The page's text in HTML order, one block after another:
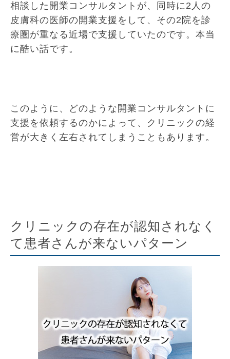
相談した開業コンサルタントが、同時に2人の
皮膚科の医師の開業支援をして、その2院を診
療圏が重なる近場で支援していたのです。本当
に酷い話です。
このように、どのような開業コンサルタントに
支援を依頼するのかによって、クリニックの経
営が大きく左右されてしまうこともあります。
クリニックの存在が認知されなく
て患者さんが来ないパターン